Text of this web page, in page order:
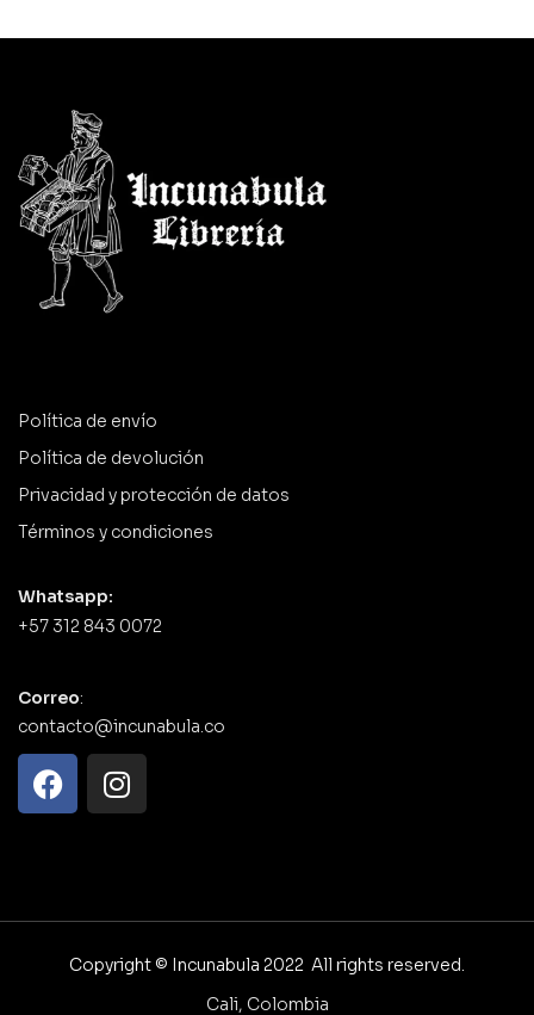
Política de envío
Política de devolución
Privacidad y protección de datos
Términos y condiciones
Whatsapp:
+57 312 843 0072
Correo:
contacto@incunabula.co
Copyright © Incunabula 2022 All rights reserved.
Cali, Colombia